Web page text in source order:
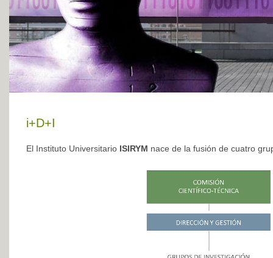
i+D+I
El Instituto Universitario ISIRYM nace de la fusión de cuatro